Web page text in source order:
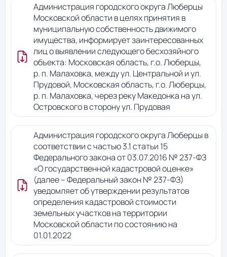
Администрация городского округа Люберцы
Московской области в целях принятия в
муниципальную собственность движимого
имущества, информирует заинтересованных
лиц о выявлении следующего бесхозяйного
объекта: Московская область, г.о. Люберцы,
р. п. Малаховка, между ул. Центральной и ул.
Прудовой, Московская область, г.о. Люберцы,
р. п. Малаховка, через реку Македонка на ул.
Островского в сторону ул. Прудовая
Администрация городского округа Люберцы в
соответствии с частью 3.1 статьи 15
Федерального закона от 03.07.2016 № 237-ФЗ
«О государственной кадастровой оценке»
(далее – Федеральный закон № 237-ФЗ)
уведомляет об утверждении результатов
определения кадастровой стоимости
земельных участков на территории
Московской области по состоянию на
01.01.2022